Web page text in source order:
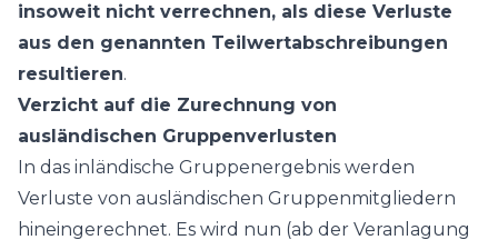
insoweit nicht verrechnen, als diese Verluste
aus den genannten Teilwertabschreibungen
resultieren.
Verzicht auf die Zurechnung von
ausländischen Gruppenverlusten
In das inländische Gruppenergebnis werden
Verluste von ausländischen Gruppenmitgliedern
hineingerechnet. Es wird nun (ab der Veranlagung